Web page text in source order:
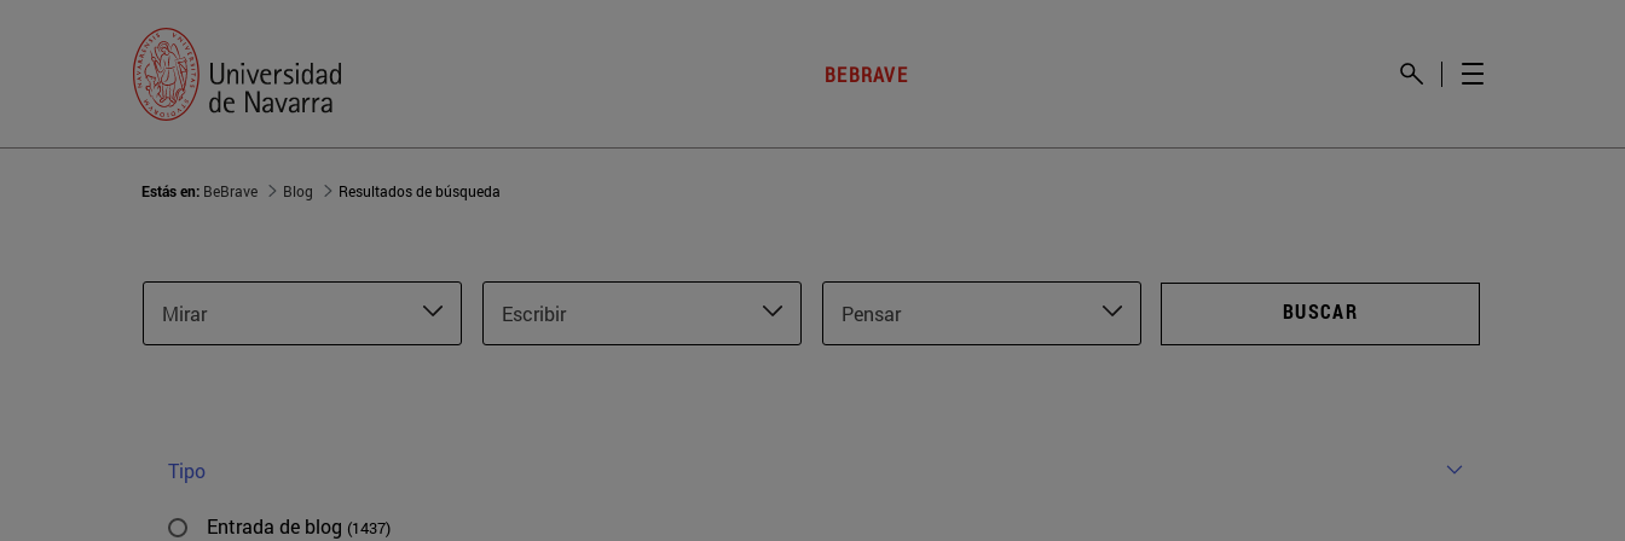
BEBRAVE
Estás en: BeBrave Blog Resultados de búsqueda
Mirar Escribir Pensar BUSCAR
Tipo
Entrada de blog (1437)